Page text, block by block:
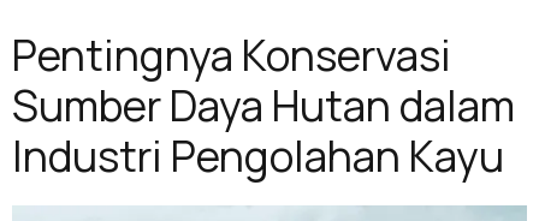
Pentingnya Konservasi
Sumber Daya Hutan dalam
Industri Pengolahan Kayu